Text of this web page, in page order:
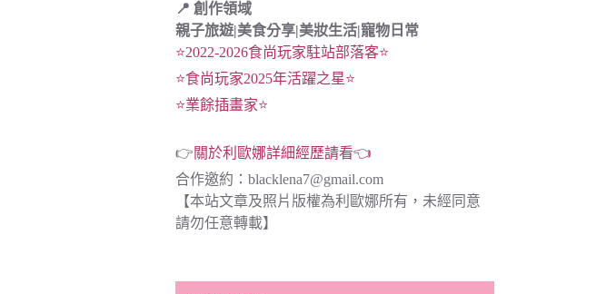
📍 創作領域
親子旅遊|美食分享|美妝生活|寵物日常
⭐2022-2026食尚玩家駐站部落客⭐
⭐食尚玩家2025年活躍之星⭐
⭐業餘插畫家⭐
👉關於利歐娜詳細經歷請看👈
合作邀約： blacklena7@gmail.com
【本站文章及照片版權為利歐娜所有，未經同意
請勿任意轉載】